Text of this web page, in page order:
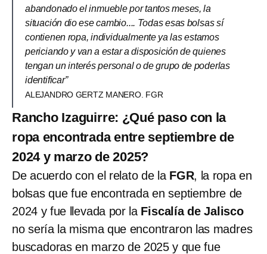
abandonado el inmueble por tantos meses, la
situación dio ese cambio.... Todas esas bolsas sí
contienen ropa, individualmente ya las estamos
periciando y van a estar a disposición de quienes
tengan un interés personal o de grupo de poderlas
identificar”
ALEJANDRO GERTZ MANERO. FGR
Rancho Izaguirre: ¿Qué paso con la
ropa encontrada entre septiembre de
2024 y marzo de 2025?
De acuerdo con el relato de la FGR, la ropa en
bolsas que fue encontrada en septiembre de
2024 y fue llevada por la Fiscalía de Jalisco
no sería la misma que encontraron las madres
buscadoras en marzo de 2025 y que fue